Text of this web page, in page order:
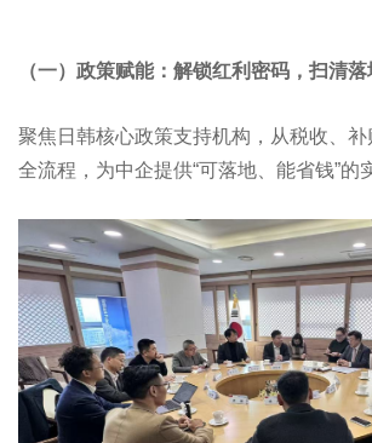
（一）政策赋能：解锁红利密码，扫清
聚焦日韩核心政策支持机构，从税收、
全流程，为中企提供“可落地、能省钱”的